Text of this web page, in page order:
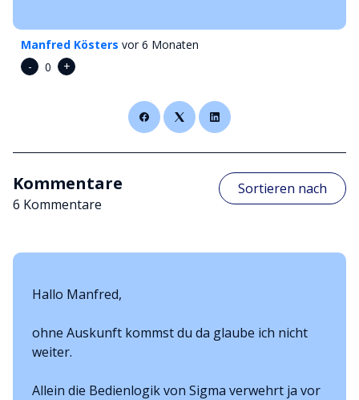
Manfred Kösters vor 6 Monaten
-
0 +
Kommentare
6 Kommentare
Sortieren nach
Hallo Manfred,
ohne Auskunft kommst du da glaube ich nicht
weiter.
Allein die Bedienlogik von Sigma verwehrt ja vor